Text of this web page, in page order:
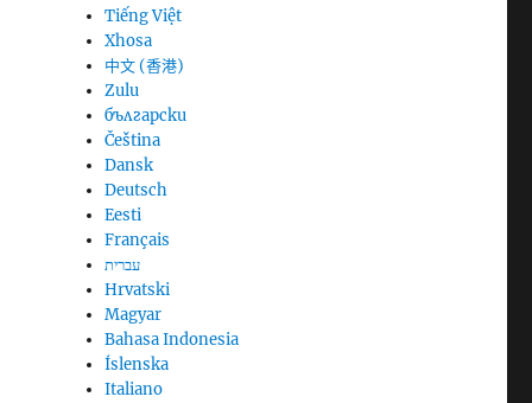
Tiếng Việt
Xhosa
中文 (香港)
Zulu
български
Čeština
Dansk
Deutsch
Eesti
Français
עברית
Hrvatski
Magyar
Bahasa Indonesia
Íslenska
Italiano